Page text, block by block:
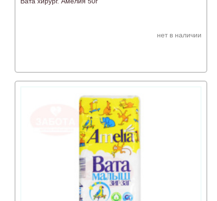
нет в наличии